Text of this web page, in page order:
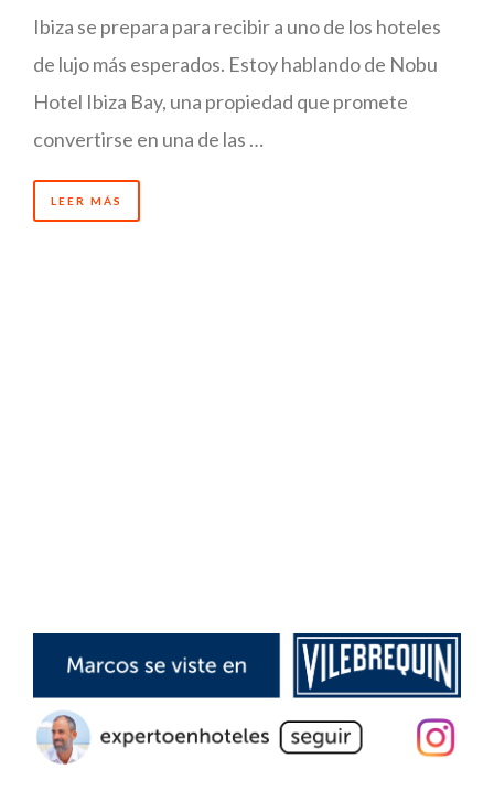
Ibiza se prepara para recibir a uno de los hoteles
de lujo más esperados. Estoy hablando de Nobu
Hotel Ibiza Bay, una propiedad que promete
convertirse en una de las …
LEER MÁS